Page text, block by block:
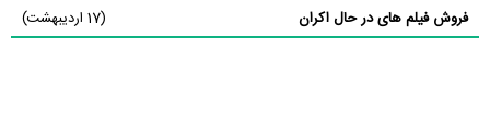
فروش فیلم های در حال اکران (17 اردیبهشت)